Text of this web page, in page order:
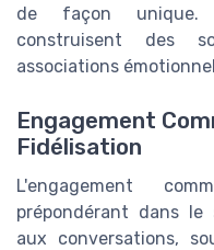
de façon unique.
construisent des
associations
Engagement
Fidélisation
L'engagement
prépondérant dans le
aux conversations,